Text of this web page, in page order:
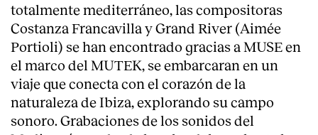
totalmente mediterráneo, las compositoras
Costanza Francavilla y Grand River (Aimée
Portioli) se han encontrado gracias a MUSE en
el marco del MUTEK, se embarcaran en un
viaje que conecta con el corazón de la
naturaleza de Ibiza, explorando su campo
sonoro. Grabaciones de los sonidos del